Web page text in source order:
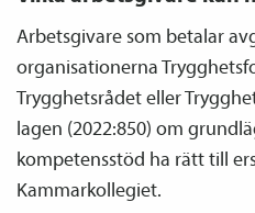
Arbetsgivare som betalar
organisationerna
Trygghetsrådet eller
lagen (2022:850) om
kompetensstöd ha rätt till
Kammarkollegiet.